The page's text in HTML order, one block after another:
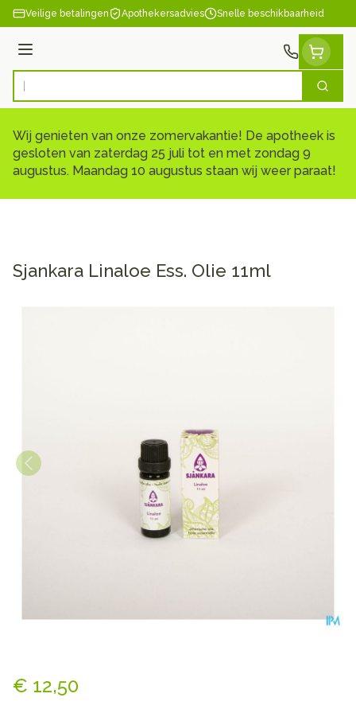
Ga naar de inhoud
Veilige betalingen Apothekersadvies Snelle beschikbaarheid
Menu
Product, merk, categorie... Zoek
Wij genieten van onze zomervakantie! De apotheek is
gesloten van zaterdag 25 juli tot en met zondag 9
augustus. Maandag 10 augustus staan wij weer paraat!
Sjankara Linaloe Ess. Olie 11ml
€ 12,50